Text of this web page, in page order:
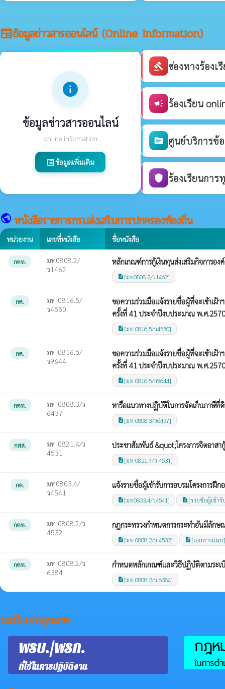
newspaperข้อมูลข่าวสารออนไลน์ (Online Information)
info
ข้อมูลข่าวสารออนไลน์
online information
list_altข้อมูลเพิ่มเติม
gavel ช่องทางร้อง
campaign ร้องเรียน
source ศูนย์บริการข้
shield ร้องเรียนกา
public หนังสือราชการกรมส่งเสริมการปกครองท้องถิ่น
หน่วยงาน เลขที่หนังสือ ชื่อหนังสือ
กคท.
มท0808.2/
ว1462
หลักเกณฑ์การกู้เงินทุนส่งเสริมกิจการอง
description [มท0808.2/ว1462]
กศ.
มท 0816.5/
ว4550
ขอความร่วมมือแจ้งรายชื่อผู้ที่จะเข้าเฝ้
ครั้งที่ 41 ประจำปีงบประมาณ พ.ศ.2570
description [มท 0816.5/ว4550]
กศ.
มท 0816.5/
ว9644
ขอความร่วมมือแจ้งรายชื่อผู้ที่จะเข้าเฝ้
ครั้งที่ 41 ประจำปีงบประมาณ พ.ศ.2570
description [มท 0816.5/ว9644]
กคท.
มท 0808.3/ว
6437
หารือแนวทางปฏิบัติในการจัดเก็บภาษีที่
description [มท 0808.3/ว6437]
กสส.
มท 0821.4/ว
4531
ประชาสัมพันธ์ &quot;โครงการจิตอาส
description [มท 0821.4/ว 4531]
กค.
มท0803.4/
ว4541
แจ้งรายชื่อผู้เข้ารับการอบรมโครงการ
description [มท0803.4/ว4541] description [รายชื่อผู้เข้ารั
กคท.
มท 0808.2/ว
4532
กฎกระทรวงกำหนดการกระทำอันมีลักษ
description [มท 0808.2/ว 4532] description [เอกสารแนบ]
กคท.
มท 0808.2/ว
6384
กำหนดหลักเกณฑ์และวิธีปฏิบัติตามระเ
description [มท 0808.2/ว 6384]
ระเบียบ/กฎหมาย
พรบ./พรก.
ที่ใช้ในการปฏิบัติงาน
กฎห
ในการด